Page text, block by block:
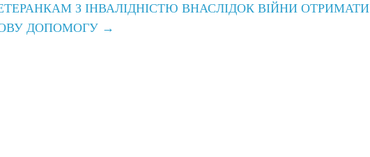
З ІНВАЛІДНІСТЮ ВНАСЛІДОК ВІЙНИ ОТРИМАТИ
ДОПОМОГУ →